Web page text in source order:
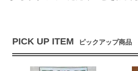
PICK UP ITEM ピックアップ商品